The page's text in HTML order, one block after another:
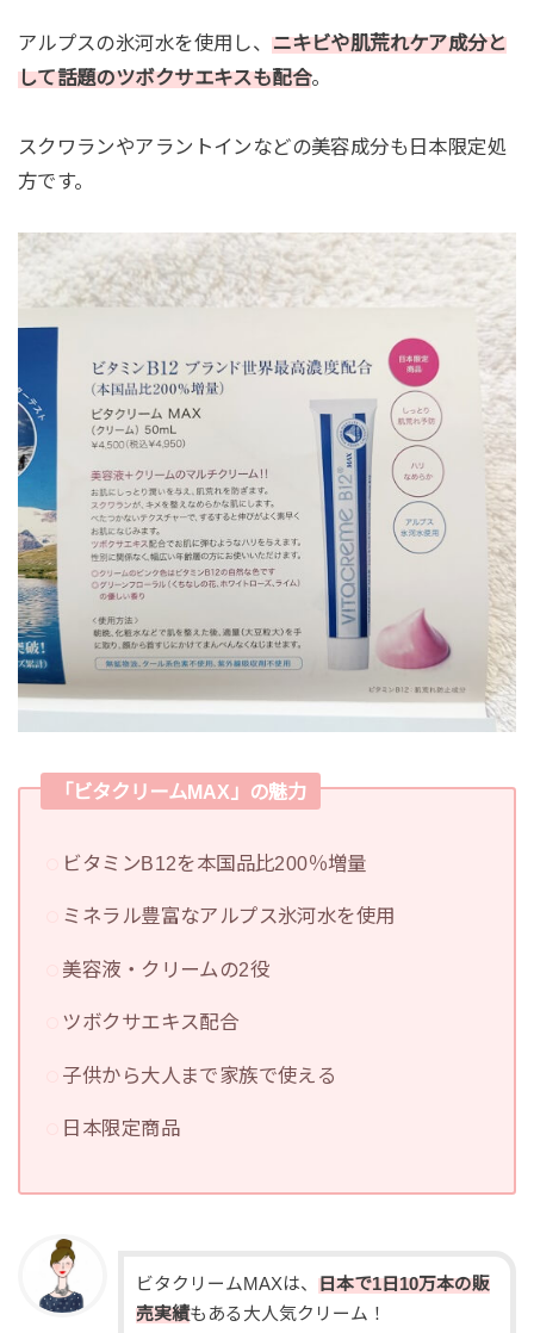
アルプスの氷河水を使用し、ニキビや肌荒れケア成分と
して話題のツボクサエキスも配合。
スクワランやアラントインなどの美容成分も日本限定処
方です。
「ビタクリームMAX」の魅力
ビタミンB12を本国品比200％増量
ミネラル豊富なアルプス氷河水を使用
美容液・クリームの2役
ツボクサエキス配合
子供から大人まで家族で使える
日本限定商品
ビタクリームMAXは、 日本で1日10万本の販
売実績もある大人気クリーム！